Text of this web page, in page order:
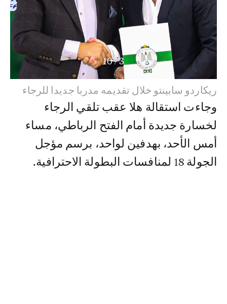
3
/
10
ريكاردو سابينتو خلال تقديمه مدربا جديدا للرجاء
وجاءت استقالة هلا عقب تلقي الرجاء
لخسارة جديدة أمام الفتح الرباطي، مساء
أمس الأحد، بهدفين لواحد، برسم مؤجل
الجولة 18 لمنافسات البطولة الاحترافية.